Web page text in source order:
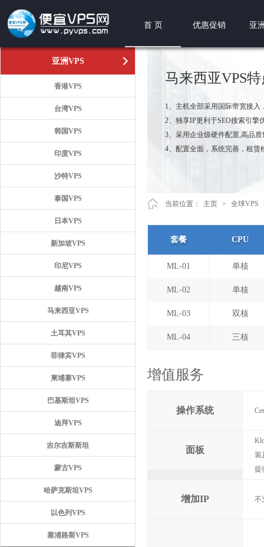
首 页 优惠促销 亚
亚洲VPS
香港VPS
台湾VPS
韩国VPS
印度VPS
沙特VPS
泰国VPS
日本VPS
新加坡VPS
印尼VPS
越南VPS
马来西亚VPS
土耳其VPS
菲律宾VPS
柬埔寨VPS
巴基斯坦VPS
迪拜VPS
吉尔吉斯斯坦
蒙古VPS
哈萨克斯坦VPS
以色列VPS
塞浦路斯VPS
马来西亚VPS
1、主机全部采用国际带宽接
2、独享IP更利于SEO搜索引擎
3、采用企业级硬件配置,高品
4、配置全面，系统完善，租
当前位置： 主页 > 全球VPS
套餐 CPU
ML-01 单核
ML-02 单核
ML-03 双核
ML-04 三核
增值服务
操作系统
面板
装
提
增加IP 不